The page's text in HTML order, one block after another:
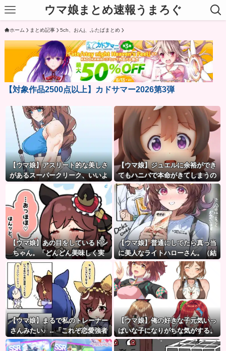
ウマ娘まとめ速報うまろぐ
ホーム まとめ記事 5ch、おんj、ふたばまとめ
【対象作品2500点以上】カドサマー2026第3弾
【ウマ娘】アスリート的な美しさ
があるスーパークリーク、いいよ
ね…
【ウマ娘】ジュエルに余裕ができ
てもハニバで本命がきてしまうの
だ。
【ウマ娘】あの目をしているドン
ちゃん。「どんどん美味しく実
る…♡」
【ウマ娘】普通にしてたら真っ当
に美人なライトハローさん。（結
局飲んでしまう）
【ウマ娘】まるで私のトレーナー
さんみたい♪ ←「これぞ恋愛強者
スペ一族…」
【ウマ娘】俺の好きな子元気いっ
ぱいな子になりがちな気がする。
←「元気OPPAIの間違いだろ…」